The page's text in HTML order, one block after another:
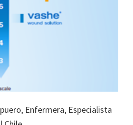
Enfermera, Especialista